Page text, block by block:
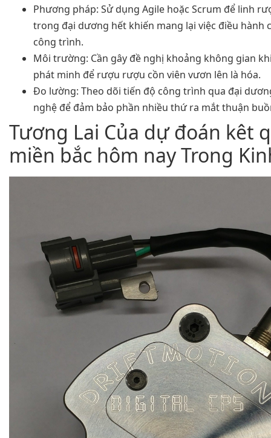
Phương pháp: Sử dụng Agile hoặc Scrum để linh
trong đại dương hết khiến mang lại việc điều hành
công trình.
Môi trường: Cần gây đề nghị khoảng không gian
phát minh để rượu rượu cồn viên vươn lên là hóa.
Đo lường: Theo dõi tiến độ công trình qua đại
nghệ để đảm bảo phần nhiều thứ ra mắt thuận
Tương Lai Của dự đoán kêt
miền bắc hôm nay Trong